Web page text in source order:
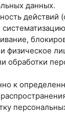
данных.
к